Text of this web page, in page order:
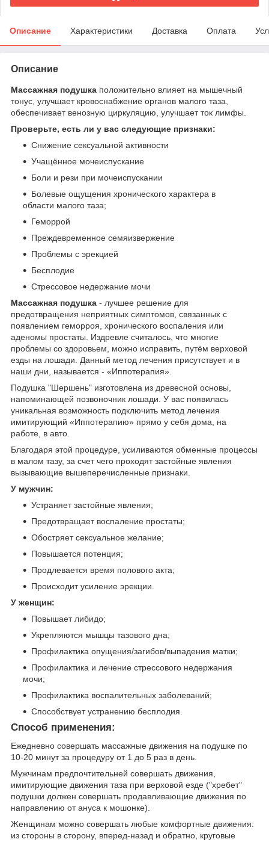
Описание Характеристики Доставка Оплата
Описание
Массажная подушка положительно влияет на мышечный
тонус, улучшает кровоснабжение органов малого таза,
обеспечивает венозную циркуляцию, улучшает ток лимфы.
Проверьте, есть ли у вас следующие признаки:
Снижение сексуальной активности
Учащённое мочеиспускание
Боли и рези при мочеиспускании
Болевые ощущения хронического характера в
области малого таза;
Геморрой
Преждевременное семяизвержение
Проблемы с эрекцией
Бесплодие
Стрессовое недержание мочи
Массажная подушка - лучшее решение для
предотвращения неприятных симптомов, связанных с
появлением геморроя, хронического воспаления или
аденомы простаты. Издревле считалось, что многие
проблемы со здоровьем, можно исправить, путём верховой
езды на лошади. Данный метод лечения присутствует и в
наши дни, называется - «Иппотерапия».
Подушка "Шершень" изготовлена из древесной основы,
напоминающей позвоночник лошади. У вас появилась
уникальная возможность подключить метод лечения
имитирующий «Иппотерапию» прямо у себя дома, на
работе, в авто.
Благодаря этой процедуре, усиливаются обменные процессы
в малом тазу, за счет чего проходят застойные явления
вызывающие вышеперечисленные признаки.
У мужчин:
Устраняет застойные явления;
Предотвращает воспаление простаты;
Обостряет сексуальное желание;
Повышается потенция;
Продлевается время полового акта;
Происходит усиление эрекции.
У женщин:
Повышает либидо;
Укрепляются мышцы тазового дна;
Профилактика опущения/загибов/выпадения матки;
Профилактика и лечение стрессового недержания
мочи;
Профилактика воспалительных заболеваний;
Способствует устранению бесплодия.
Способ применения:
Ежедневно совершать массажные движения на подушке по
10-20 минут за процедуру от 1 до 5 раз в день.
Мужчинам предпочтительней совершать движения,
имитирующие движения таза при верховой езде ("хребет"
подушки должен совершать продавливающие движения по
направлению от ануса к мошонке).
Женщинам можно совершать любые комфортные движения:
из стороны в сторону, вперед-назад и обратно, круговые